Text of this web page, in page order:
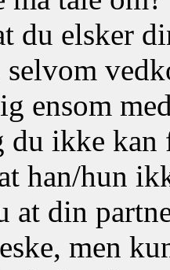
du elsker
ensom
du ikke
han/hun
at din
men